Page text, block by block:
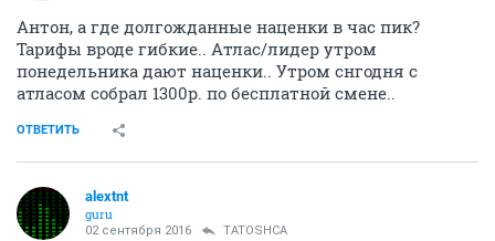
Антон, а где долгожданные наценки в час пик?
Тарифы вроде гибкие.. Атлас/лидер утром
понедельника дают наценки.. Утром снгодня с
атласом собрал 1300р. по бесплатной смене..
ОТВЕТИТЬ
alextnt
guru
02 сентября 2016 TATOSHCA